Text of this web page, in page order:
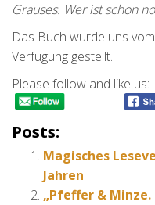
Grauses. Wer ist schon
Das Buch wurde uns
Verfügung gestellt.
Please follow and like us:
Posts:
Magisches
Jahren
„Pfeffer &